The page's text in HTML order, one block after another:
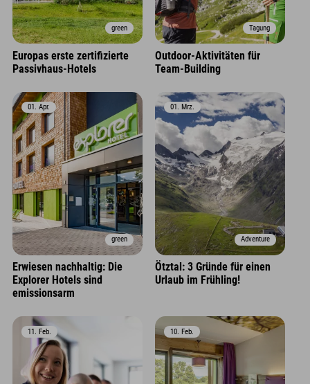
green
Europas erste zertifizierte
Passivhaus-Hotels
Tagung
Outdoor-Aktivitäten für
Team-Building
green
01. Apr.
Erwiesen nachhaltig: Die
Explorer Hotels sind
emissionsarm
Adventure
01. Mrz.
Ötztal: 3 Gründe für einen
Urlaub im Frühling!
11. Feb. 10. Feb.